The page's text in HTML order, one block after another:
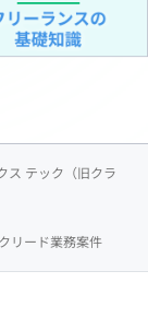
ス テック（旧クラ
リード業務案件